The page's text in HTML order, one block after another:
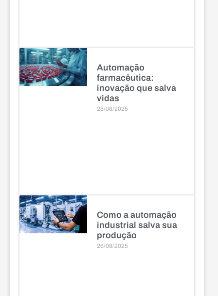
Automação
farmacêutica:
inovação que salva
vidas
28/08/2025
Como a automação
industrial salva sua
produção
26/08/2025